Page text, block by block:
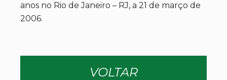
anos no Rio de Janeiro – RJ, a 21 de março de
2006.
VOLTAR